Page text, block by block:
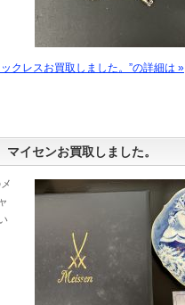
クレスお買取しました。”の詳細は »
イセンお買取しました。